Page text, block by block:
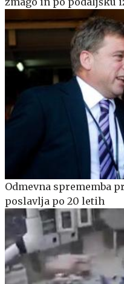
Odmevna sprememba
poslavlja po 20 letih